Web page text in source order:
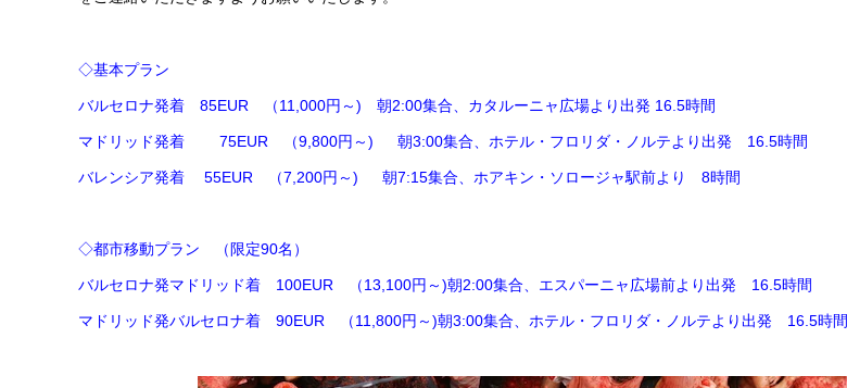
◇基本プラン
バルセロナ発着 85EUR （11,000円～) 朝2:00集合、カタルーニャ広場より出発 16.5時間
マドリッド発着 75EUR （9,800円～) 朝3:00集合、ホテル・フロリダ・ノルテより出発 16.5時間
バレンシア発着 55EUR （7,200円～) 朝7:15集合、ホアキン・ソロージャ駅前より 8時間
◇都市移動プラン （限定90名）
バルセロナ発マドリッド着 100EUR （13,100円～)朝2:00集合、エスパーニャ広場前より出発 16.5時間
マドリッド発バルセロナ着 90EUR （11,800円～)朝3:00集合、ホテル・フロリダ・ノルテより出発 16.5時間